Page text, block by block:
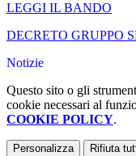
LEGGI IL BANDO
DECRETO GRUPPO
Notizie
Questo sito o gli
cookie necessari al
COOKIE POLICY.
Personalizza Rifiuta